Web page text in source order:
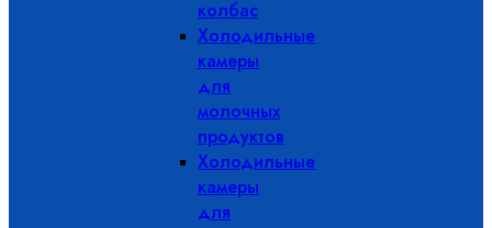
колбас
Холодильные
камеры
для
молочных
продуктов
Холодильные
камеры
для